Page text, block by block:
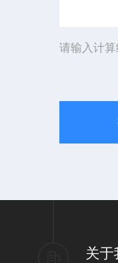
请输入计
关于